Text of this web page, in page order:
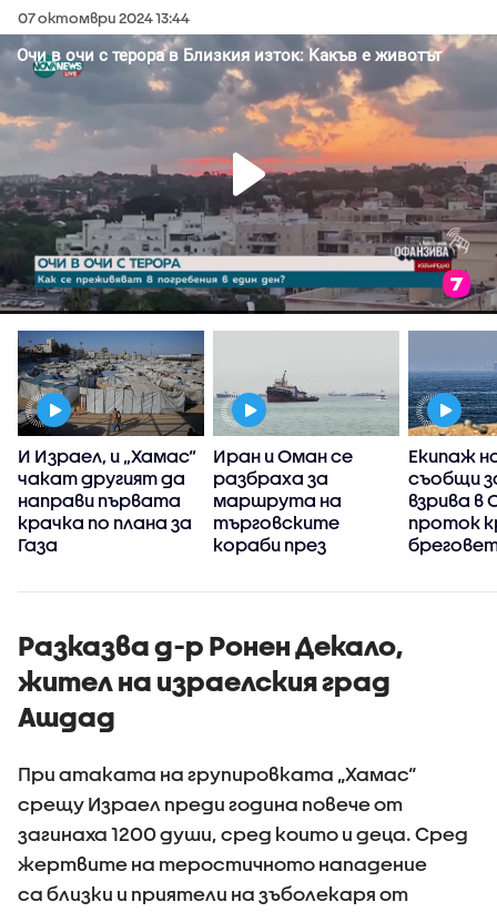
07 октомври 2024 13:44
И Израел, и „Хамас“
чакат другият да
направи първата
крачка по плана за
Газа
Иран и Оман се
разбраха за
маршрута на
търговските
кораби през
Екипаж
съобщи
взрива в
проток
Разказва д-р Ронен Декало,
жител на израелския град
Ашдад
При атаката на групировката „Хамас“
срещу Израел преди година повече от
загинаха 1200 души, сред които и деца. Сред
жертвите на теростичното нападение
са близки и приятели на зъболекаря от